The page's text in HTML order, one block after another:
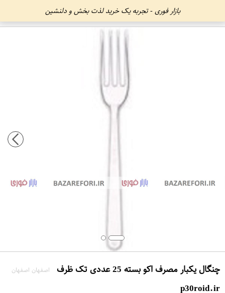
بازار فوری - تجربه یک خرید لذت بخش و دلنشین
چنگال یکبار مصرف اکو بسته 25 عددی تک ظرف اصفهان اصفهان
p30roid.ir